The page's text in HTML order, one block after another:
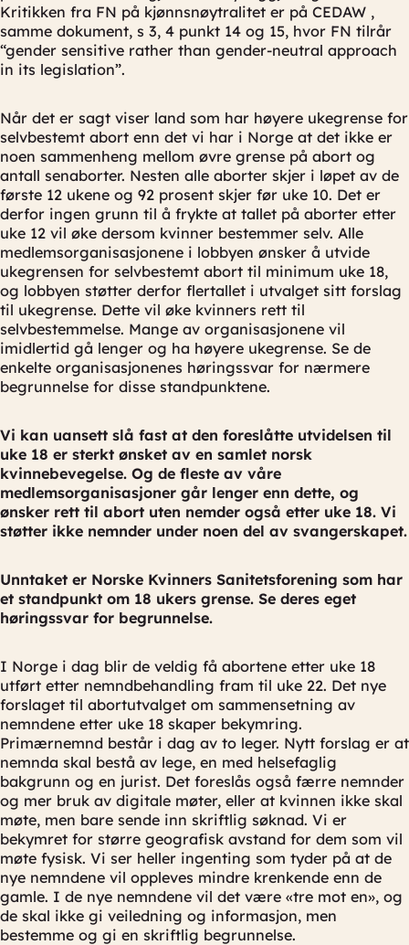
Kritikken fra FN på kjønnsnøytralitet er på CEDAW ,
samme dokument, s 3, 4 punkt 14 og 15, hvor FN tilrår
“gender sensitive rather than gender-neutral approach
in its legislation”.
Når det er sagt viser land som har høyere ukegrense for
selvbestemt abort enn det vi har i Norge at det ikke er
noen sammenheng mellom øvre grense på abort og
antall senaborter. Nesten alle aborter skjer i løpet av de
første 12 ukene og 92 prosent skjer før uke 10. Det er
derfor ingen grunn til å frykte at tallet på aborter etter
uke 12 vil øke dersom kvinner bestemmer selv. Alle
medlemsorganisasjonene i lobbyen ønsker å utvide
ukegrensen for selvbestemt abort til minimum uke 18,
og lobbyen støtter derfor flertallet i utvalget sitt forslag
til ukegrense. Dette vil øke kvinners rett til
selvbestemmelse. Mange av organisasjonene vil
imidlertid gå lenger og ha høyere ukegrense. Se de
enkelte organisasjonenes høringssvar for nærmere
begrunnelse for disse standpunktene.
Vi kan uansett slå fast at den foreslåtte utvidelsen til
uke 18 er sterkt ønsket av en samlet norsk
kvinnebevegelse. Og de fleste av våre
medlemsorganisasjoner går lenger enn dette, og
ønsker rett til abort uten nemder også etter uke 18. Vi
støtter ikke nemnder under noen del av svangerskapet.
Unntaket er Norske Kvinners Sanitetsforening som har
et standpunkt om 18 ukers grense. Se deres eget
høringssvar for begrunnelse.
I Norge i dag blir de veldig få abortene etter uke 18
utført etter nemndbehandling fram til uke 22. Det nye
forslaget til abortutvalget om sammensetning av
nemndene etter uke 18 skaper bekymring.
Primærnemnd består i dag av to leger. Nytt forslag er at
nemnda skal bestå av lege, en med helsefaglig
bakgrunn og en jurist. Det foreslås også færre nemnder
og mer bruk av digitale møter, eller at kvinnen ikke skal
møte, men bare sende inn skriftlig søknad. Vi er
bekymret for større geografisk avstand for dem som vil
møte fysisk. Vi ser heller ingenting som tyder på at de
nye nemndene vil oppleves mindre krenkende enn de
gamle. I de nye nemndene vil det være «tre mot en», og
de skal ikke gi veiledning og informasjon, men
bestemme og gi en skriftlig begrunnelse.